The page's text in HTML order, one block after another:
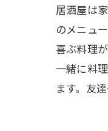
居酒屋は
のメニュ
喜ぶ料理
一緒に料
ます。友